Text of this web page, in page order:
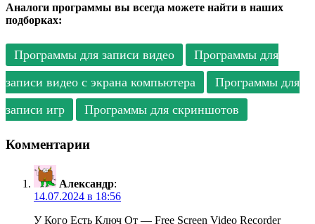
Аналоги программы вы всегда можете найти в наших
подборках:
Программы для записи видео
Программы для
записи видео с экрана компьютера
Программы для
записи игр
Программы для скриншотов
Комментарии
Александр:
14.07.2024 в 18:56
У Кого Есть Ключ От — Free Screen Video Recorder